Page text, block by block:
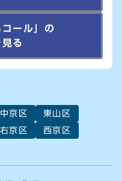
コール」の
る
中京区
東山区
右京区
西京区